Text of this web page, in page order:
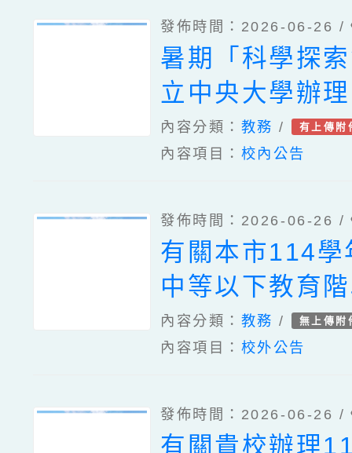
訊、國立臺灣
理「第四期數
訓研習工作坊-
關資料
發佈時間：2026-06-26 /
暑期「科學探
立中央大學辦
然科學2026暑
3份
內容分類： 教務 / 有上傳附
內容項目： 校內公告
發佈時間：2026-06-26 /
有關本市114學
中等以下教育
型態實驗教育
表暨研討會一
內容分類： 教務 / 無上傳附
內容項目： 校外公告
發佈時間：2026-06-26 /
有關貴校辦理